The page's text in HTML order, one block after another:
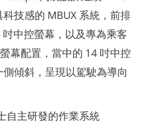
技感的 MBUX 系統，前排
中控螢幕，以及專為乘客
幕配置，當中的 14 吋中控
傾斜，呈現以駕駛為導向
自主研發的作業系統